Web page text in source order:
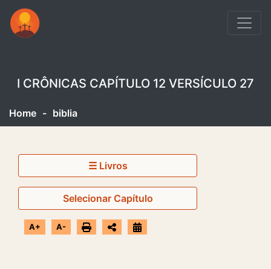
I CRÔNICAS CAPÍTULO 12 VERSÍCULO 27
Home - biblia
☰ Livros
Selecionar Capítulo
A+ A-